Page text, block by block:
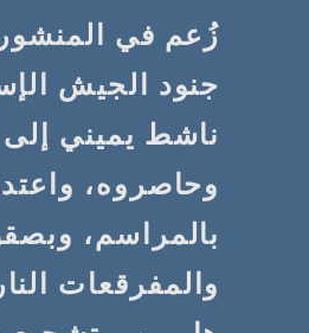
زُعم في
ناشط يميني
وحاصروه،
بالمراسم،
والمفرقعات